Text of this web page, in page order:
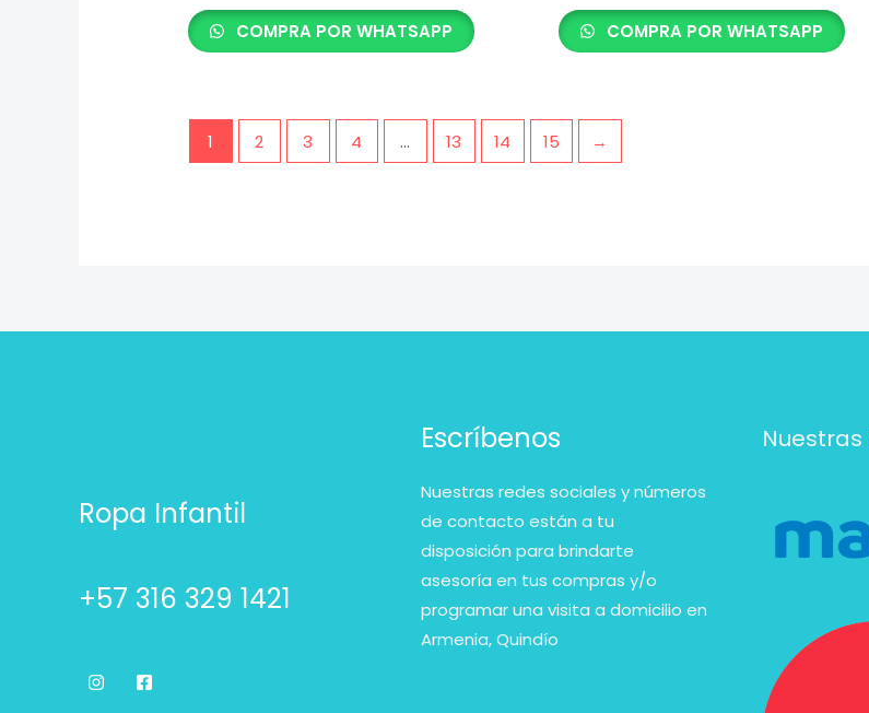
COMPRA POR WHATSAPP COMPRA POR WHATSAPP
1 2 3 4 … 13 14 15 →
Ropa Infantil
+57 316 329 1421
Escríbenos
Nuestras redes sociales y números
de contacto están a tu
disposición para brindarte
asesoría en tus compras y/o
programar una visita a domicilio en
Armenia, Quindío